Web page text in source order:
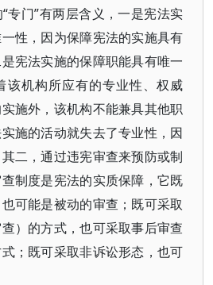
专门”有两层含义，一是宪法实
性，因为保障宪法的实施具有
宪法实施的保障职能具有唯一
该机构所应有的专业性、权威
施外，该机构不能兼具其他职
施的活动就失去了专业性，因
二，通过违宪审查来预防或制
制度是宪法的实质保障，它既
可能是被动的审查；既可采取
）的方式，也可采取事后审查
式；既可采取非诉讼形态，也可